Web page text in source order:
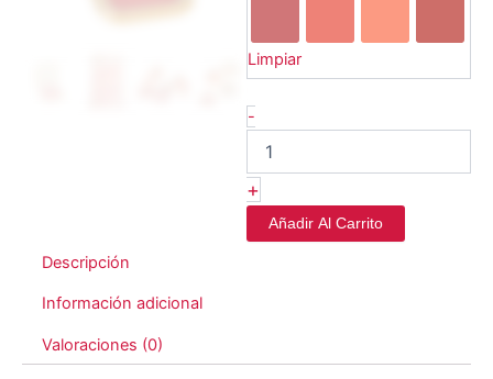
Limpiar
-
Atenea
cantidad
+
Añadir Al Carrito
Descripción
Información adicional
Valoraciones (0)